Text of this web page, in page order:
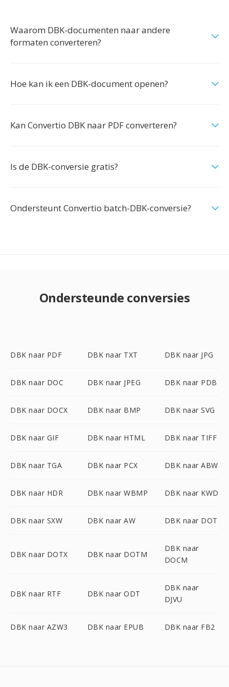
Waarom DBK-documenten naar andere
formaten converteren?
Hoe kan ik een DBK-document openen?
Kan Convertio DBK naar PDF converteren?
Is de DBK-conversie gratis?
Ondersteunt Convertio batch-DBK-conversie?
Ondersteunde conversies
DBK naar PDF DBK naar TXT DBK naar JPG
DBK naar DOC DBK naar JPEG DBK naar PDB
DBK naar DOCX DBK naar BMP DBK naar SVG
DBK naar GIF DBK naar HTML DBK naar TIFF
DBK naar TGA DBK naar PCX DBK naar ABW
DBK naar HDR DBK naar WBMP DBK naar KWD
DBK naar SXW DBK naar AW DBK naar DOT
DBK naar DOTX DBK naar DOTM
DBK naar
DOCM
DBK naar RTF DBK naar ODT
DBK naar
DJVU
DBK naar AZW3 DBK naar EPUB DBK naar FB2